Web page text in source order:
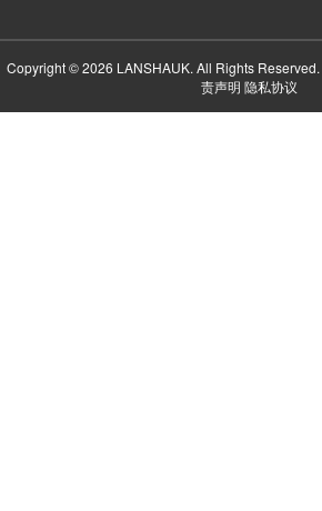
Copyright © 2026 LANSHAUK. All Rights Reserved.
责声明 隐私协议